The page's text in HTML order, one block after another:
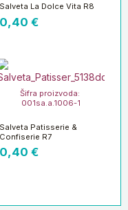
Salveta La Dolce Vita R8
0,40 €
Šifra proizvoda:
001sa.a.1006-1
Salveta Patisserie &
Confiserie R7
0,40 €